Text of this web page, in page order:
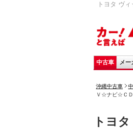
トヨタ ヴ
中古車 メー
沖縄中古車
Ｖ☆ナビ☆Ｃ
トヨ